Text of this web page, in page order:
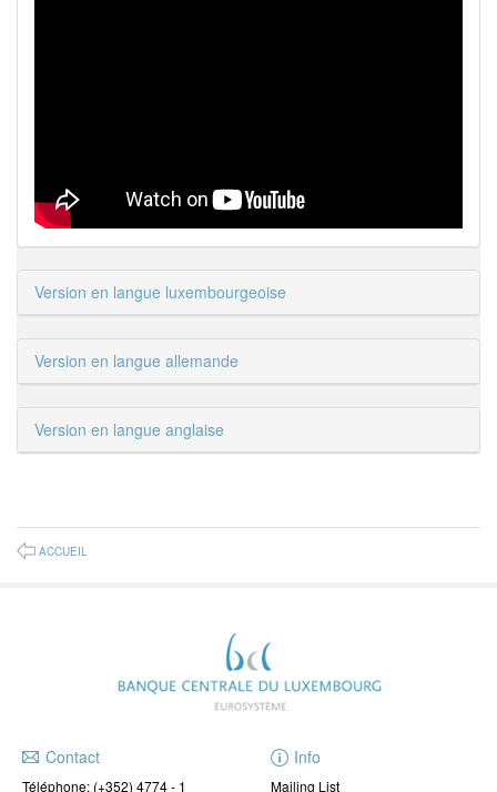
Version en langue luxembourgeoise
Version en langue allemande
Version en langue anglaise
ACCUEIL
Contact
Téléphone: (+352) 4774 - 1
Info
Mailing List